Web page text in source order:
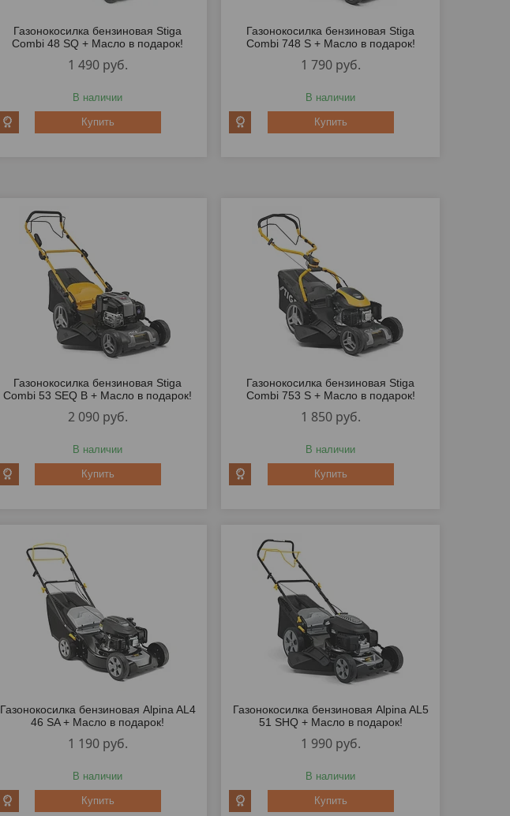
Газонокосилка бензиновая Stiga
Combi 48 SQ + Масло в подарок!
1 490 руб.
В наличии
Купить
Газонокосилка бензиновая Stiga
Combi 748 S + Масло в подарок!
1 790 руб.
В наличии
Купить
Газонокосилка бензиновая Stiga
Combi 53 SEQ B + Масло в подарок!
2 090 руб.
В наличии
Купить
Газонокосилка бензиновая Stiga
Combi 753 S + Масло в подарок!
1 850 руб.
В наличии
Купить
Газонокосилка бензиновая Alpina AL4
46 SA + Масло в подарок!
1 190 руб.
В наличии
Купить
Газонокосилка бензиновая Alpina AL5
51 SHQ + Масло в подарок!
1 990 руб.
В наличии
Купить